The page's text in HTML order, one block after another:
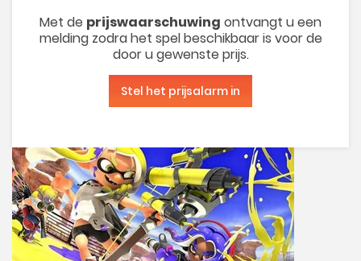
Met de prijswaarschuwing ontvangt u een
melding zodra het spel beschikbaar is voor de
door u gewenste prijs.
Stel het prijsalarm in